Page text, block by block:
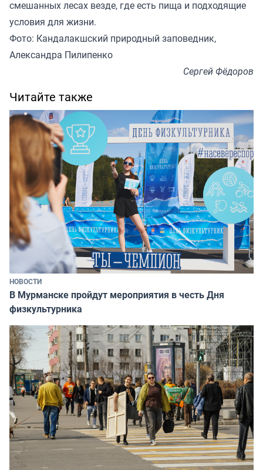
смешанных лесах везде, где есть пища и подходящие
условия для жизни.
Фото: Кандалакшский природный заповедник,
Александра Пилипенко
Сергей Фёдоров
Читайте также
НОВОСТИ
В Мурманске пройдут мероприятия в честь Дня
физкультурника